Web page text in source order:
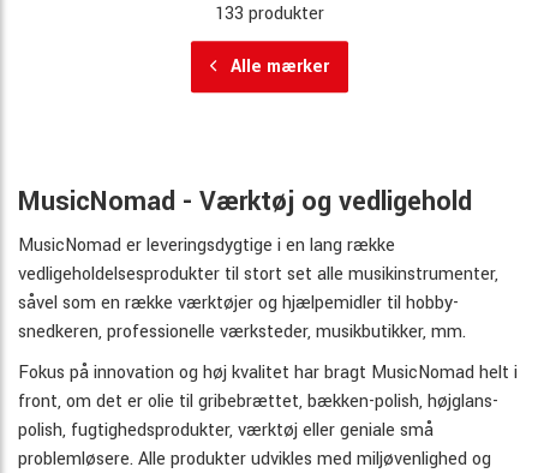
133 produkter
Alle mærker
MusicNomad - Værktøj og vedligehold
MusicNomad er leveringsdygtige i en lang række
vedligeholdelsesprodukter til stort set alle musikinstrumenter,
såvel som en række værktøjer og hjælpemidler til hobby-
snedkeren, professionelle værksteder, musikbutikker, mm.
Fokus på innovation og høj kvalitet har bragt MusicNomad helt i
front, om det er olie til gribebrættet, bækken-polish, højglans-
polish, fugtighedsprodukter, værktøj eller geniale små
problemløsere. Alle produkter udvikles med miljøvenlighed og